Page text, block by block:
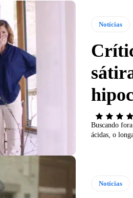
Notícias
Buscando
ácidas, o
Notícias